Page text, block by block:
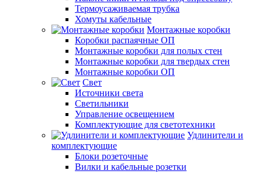
Термоусаживаемая трубка
Хомуты кабельные
Монтажные коробки
Коробки распаячные ОП
Монтажные коробки для полых стен
Монтажные коробки для твердых стен
Монтажные коробки ОП
Свет
Источники света
Светильники
Управление освещением
Комплектующие для светотехники
Удлинители и
комплектующие
Блоки розеточные
Вилки и кабельные розетки